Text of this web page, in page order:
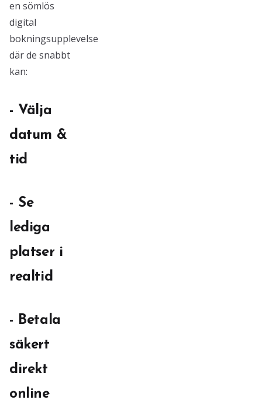
en sömlös
digital
bokningsupplevelse
där de snabbt
kan:
- Välja
datum &
tid
- Se
lediga
platser i
realtid
- Betala
säkert
direkt
online